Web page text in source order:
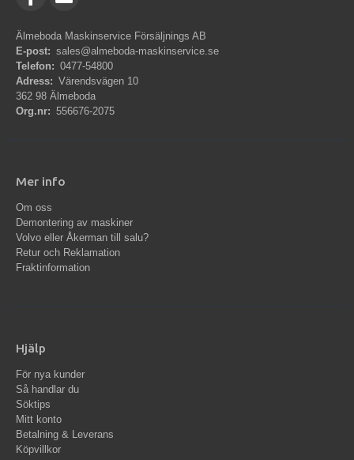
Älmeboda Maskinservice Försäljnings AB
E-post: sales@almeboda-maskinservice.se
Telefon: 0477-54800
Adress: Värendsvägen 10
362 98 Älmeboda
Org.nr: 556676-2075
Mer info
Om oss
Demontering av maskiner
Volvo eller Åkerman till salu?
Retur och Reklamation
Fraktinformation
Hjälp
För nya kunder
Så handlar du
Söktips
Mitt konto
Betalning & Leverans
Köpvillkor